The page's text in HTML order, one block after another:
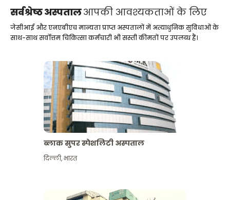
सर्वश्रेष्ठ अस्पतालआपकी आवश्यकताओं के लिए
जेसीआई और एनएबीएच मान्यता प्राप्त अस्पतालों में अत्याधुनिक सुविधाओं के
साथ-साथ सर्वोत्तम चिकित्सा कर्मचारी भी सस्ती कीमतों पर उपलब्ध हैं।
ब्लाक सुपर स्पेशलिटी अस्पताल
दिल्ली,भारत